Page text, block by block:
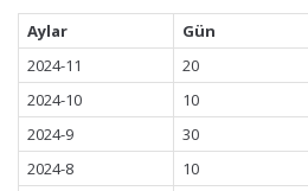
Aylar
Gün
2024-11
20
2024-10
10
2024-9
30
2024-8
10